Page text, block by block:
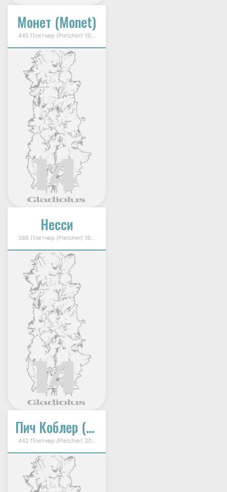
Монет (Monet)
Несси
386 Плетчер (Pletcher) 1993г.
Пич Коблер (Персиковый Коктейль)